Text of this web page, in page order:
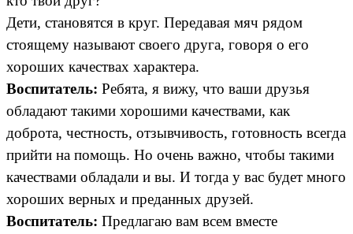
Дети, становятся в круг. Передавая мяч рядом
стоящему называют своего друга, говоря о его
хороших качествах характера.
Воспитатель: Ребята, я вижу, что ваши друзья
обладают такими хорошими качествами, как
доброта, честность, отзывчивость, готовность всегда
прийти на помощь. Но очень важно, чтобы такими
качествами обладали и вы. И тогда у вас будет много
хороших верных и преданных друзей.
Воспитатель: Предлагаю вам всем вместе